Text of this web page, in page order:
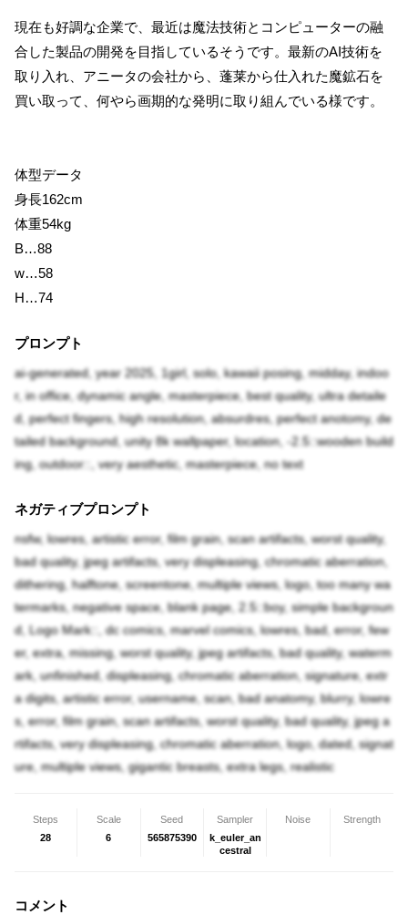
現在も好調な企業で、最近は魔法技術とコンピューターの融
合した製品の開発を目指しているそうです。最新のAI技術を
取り入れ、アニータの会社から、蓬莱から仕入れた魔鉱石を
買い取って、何やら画期的な発明に取り組んでいる様です。
体型データ
身長162cm
体重54kg
B…88
w…58
H…74
プロンプト
ai-generated, year 2025, 1girl, solo, kawaii posing, midday, indoo
r, in office, dynamic angle, masterpiece, best quality, ultra detaile
d, perfect fingers, high resolution, absurdres, perfect anotomy, de
tailed background, unity 8k wallpaper, location, -2.5::wooden build
ing, outdoor::, very aesthetic, masterpiece, no text
ネガティブプロンプト
nsfw, lowres, artistic error, film grain, scan artifacts, worst quality,
bad quality, jpeg artifacts, very displeasing, chromatic aberration,
dithering, halftone, screentone, multiple views, logo, too many wa
termarks, negative space, blank page, 2.5::boy, simple backgroun
d, Logo Mark::, dc comics, marvel comics, lowres, bad, error, few
er, extra, missing, worst quality, jpeg artifacts, bad quality, waterm
ark, unfinished, displeasing, chromatic aberration, signature, extr
a digits, artistic error, username, scan, bad anatomy, blurry, lowre
s, error, film grain, scan artifacts, worst quality, bad quality, jpeg a
rtifacts, very displeasing, chromatic aberration, logo, dated, signat
ure, multiple views, gigantic breasts, extra legs, realistic
Steps
28
Scale
6
Seed
565875390
Sampler
k_euler_an
cestral
Noise Strength
コメント